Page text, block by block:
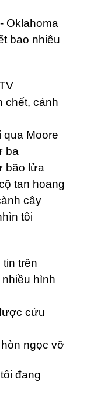
Oklahoma
bao nhiêu
chết, cảnh
qua Moore
ba
bão lửa
tan hoang
cây
tôi
trên
hình
cứu
ngọc vỡ
đang